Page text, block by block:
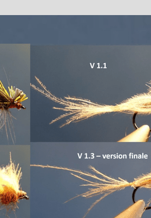
“brebis”
1 / Au Fil De L'eau
Fermeture du réservoir
dans le 33